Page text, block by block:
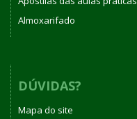
Almoxarifado
DÚVIDAS?
Mapa do site